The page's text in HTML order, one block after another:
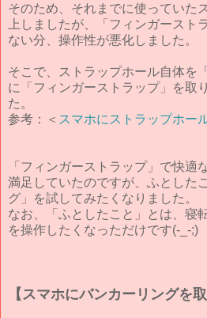
そのため、それまでに使っていた
上しましたが、「フィンガースト
ない分、操作性が悪化しました。
そこで、ストラップホール自体を
に「フィンガーストラップ」を取
た。
参考：＜ スマホにストラップホー
「フィンガーストラップ」で快適
満足していたのですが、ふとした
グ」を試してみたくなりました。
なお、「ふとしたこと」とは、寝
を操作したくなっただけです(-_-;)
【スマホにバンカーリングを